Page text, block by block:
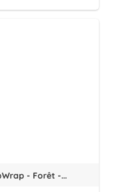
- Forêt -...